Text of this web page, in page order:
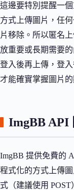
這邊要特別提醒一
方式上傳圖片，任
片移除。所以匿名
放重要或長期需要
登入後再上傳，登
才能確實掌握圖片
ImgBB API
ImgBB 提供免費的
程式化的方式上傳
式（建議使用